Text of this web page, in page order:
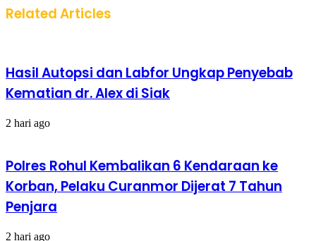
Related Articles
Hasil Autopsi dan Labfor Ungkap Penyebab
Kematian dr. Alex di Siak
2 hari ago
Polres Rohul Kembalikan 6 Kendaraan ke
Korban, Pelaku Curanmor Dijerat 7 Tahun
Penjara
2 hari ago